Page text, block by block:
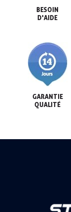
BESOIN
D'AIDE
GARANTIE
QUALITÉ